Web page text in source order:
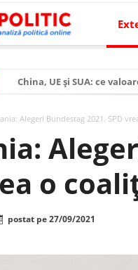
China, UE și SUA: ce
Modelul economic al
Modelul economic al
Occidentul obosit și
Viitorul României în
Alegeri Bundestag 2021. SPD
o
postat pe27/09/2021